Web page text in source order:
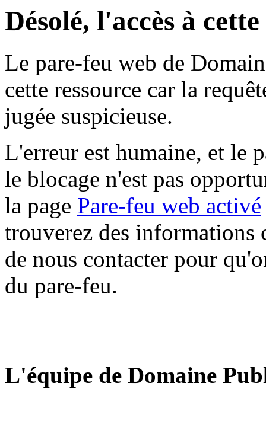
Désolé, l'accès à
Le pare-feu web de
cette ressource car la
jugée suspicieuse.
L'erreur est humaine, et le
le blocage n'est pas
la page Pare-feu web activé
trouverez des informations
de nous contacter pour
du pare-feu.
L'équipe de Domaine